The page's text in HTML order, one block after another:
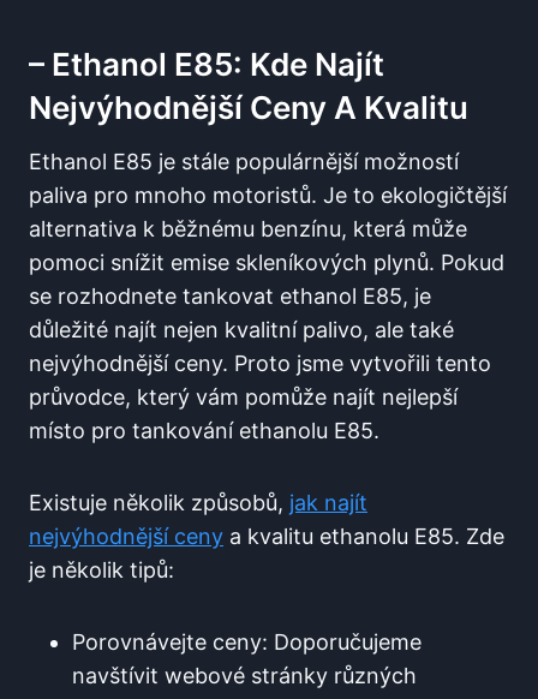
– ​Ethanol E85: Kde Najít
Nejvýhodnější ⁤ceny A Kvalitu
Ethanol E85 je stále populárnější možností
paliva pro ‍mnoho motoristů. ‍Je to ekologičtější
alternativa k běžnému benzínu, ⁣která může
‌pomoci snížit emise skleníkových plynů. Pokud
se rozhodnete ⁤tankovat ethanol E85, je
důležité najít nejen kvalitní palivo, ale ​také
nejvýhodnější ceny. Proto jsme vytvořili tento
průvodce, ⁤který‌ vám​ pomůže najít⁤ nejlepší
místo pro tankování⁣ ethanolu ‌E85.
Existuje několik způsobů, jak najít
nejvýhodnější ⁤ceny a kvalitu ethanolu ⁣E85.‌ Zde
je několik tipů:
Porovnávejte ceny:⁤ Doporučujeme
navštívit webové stránky různých‌